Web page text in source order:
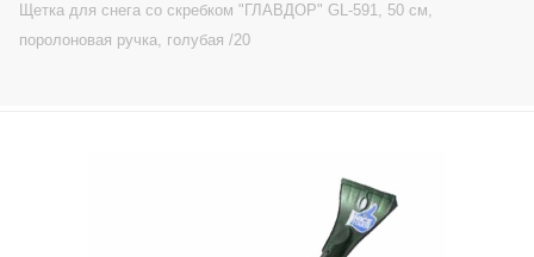
Щетка для снега со скребком "ГЛАВДОР" GL-591, 50 см,
поролоновая ручка, голубая /20